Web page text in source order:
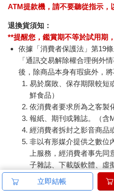
ATM提款機，請不要聽從指示，
退換貨須知：
**提醒您，鑑賞期不等於試用期
依據「消費者保護法」第19
「通訊交易解除權合理例外
後，除商品本身有瑕疵外，
易於腐敗、保存期限較短
鮮食品）
依消費者要求所為之客製
報紙、期刊或雜誌。（含
經消費者拆封之影音商品
非以有形媒介提供之數位
上服務，經消費者事先
子雜誌、下載版軟體、虛
已拆封之個人衛生用品
立即結帳